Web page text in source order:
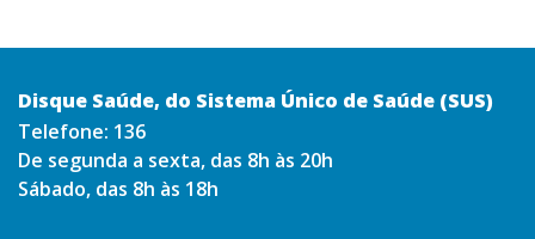
Disque Saúde, do Sistema Único de Saúde (SUS)
Telefone: 136
De segunda a sexta, das 8h às 20h
Sábado, das 8h às 18h